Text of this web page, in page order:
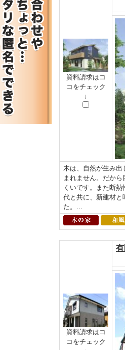
資料請求はコ
コをチェック
↓
木は、自然が生み出
まれません。だか
くいです。また断
代と共に、新建材と
た。...
資料請求はコ
コをチェック